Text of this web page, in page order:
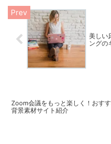
美しい
ングの
Zoom会議をもっと楽しく！おす
背景素材サイト紹介